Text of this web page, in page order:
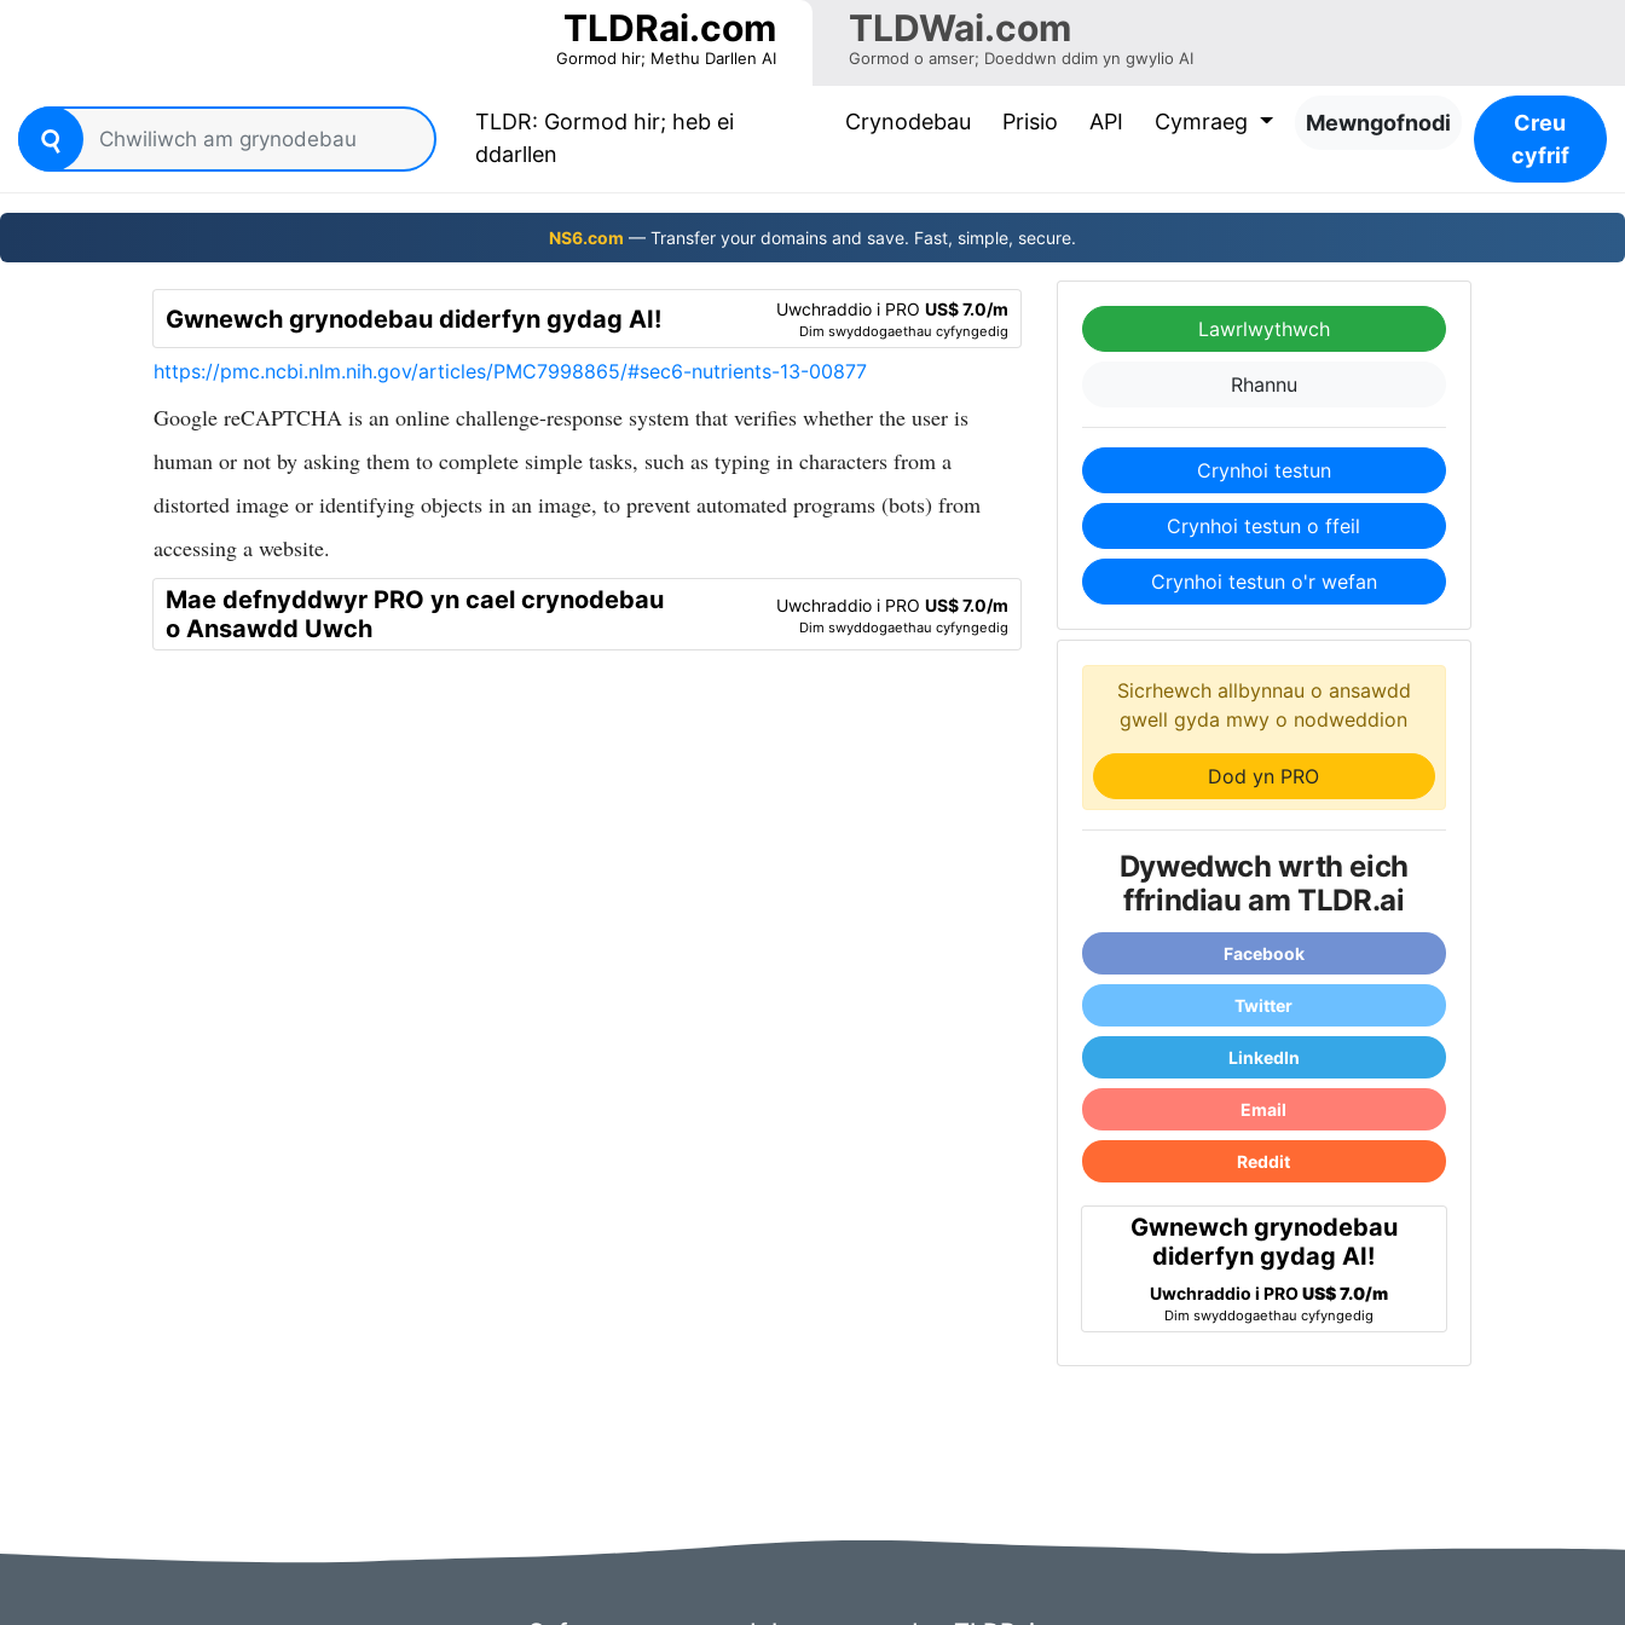
TLDRai.com
Gormod hir; Methu Darllen AI
TLDWai.com
Gormod o amser; Doeddwn ddim yn gwylio AI
TLDR: Gormod hir; heb ei
ddarllen
Crynodebau Prisio API Cymraeg Mewngofnodi
Creu
cyfrif
NS6.com — Transfer your domains and save. Fast, simple, secure.
Gwnewch grynodebau diderfyn gydag AI! Uwchraddio i PRO US$ 7.0/m
Dim swyddogaethau cyfyngedig
https://pmc.ncbi.nlm.nih.gov/articles/PMC7998865/#sec6-nutrients-13-00877
Google reCAPTCHA is an online challenge-response system that verifies whether the user is
human or not by asking them to complete simple tasks, such as typing in characters from a
distorted image or identifying objects in an image, to prevent automated programs (bots) from
accessing a website.
Mae defnyddwyr PRO yn cael crynodebau
o Ansawdd Uwch
Uwchraddio i PRO US$ 7.0/m
Dim swyddogaethau cyfyngedig
Lawrlwythwch
Rhannu
Crynhoi testun
Crynhoi testun o ffeil
Crynhoi testun o'r wefan
Sicrhewch allbynnau o ansawdd
gwell gyda mwy o nodweddion
Dod yn PRO
Dywedwch wrth eich
ffrindiau am TLDR.ai
Facebook
Twitter
LinkedIn
Email
Reddit
Gwnewch grynodebau
diderfyn gydag AI!
Uwchraddio i PROUS$ 7.0/m
Dim swyddogaethau cyfyngedig